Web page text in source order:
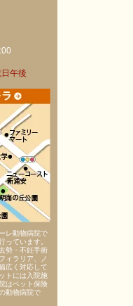
午後
レ動物病院で
っています。
勢・不妊手術
ィラリア、ノ
広く対応して
トには入院施
はペット保険
動物病院で